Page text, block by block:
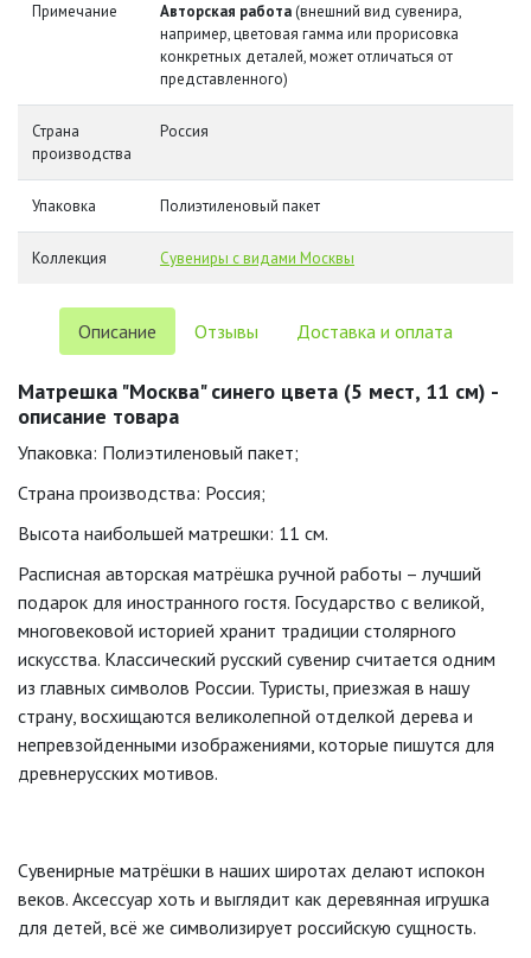
Примечание Авторская работа(внешний вид сувенира,
например, цветовая гамма или прорисовка
конкретных деталей, может отличаться от
представленного)
Страна
производства
Россия
Упаковка Полиэтиленовый пакет
Коллекция Сувениры с видами Москвы
Описание Отзывы Доставка и оплата
Матрешка "Москва" синего цвета (5 мест, 11 см) -
описание товара
Упаковка: Полиэтиленовый пакет;
Страна производства: Россия;
Высота наибольшей матрешки: 11 см.
Расписная авторская матрёшка ручной работы – лучший
подарок для иностранного гостя. Государство с великой,
многовековой историей хранит традиции столярного
искусства. Классический русский сувенир считается одним
из главных символов России. Туристы, приезжая в нашу
страну, восхищаются великолепной отделкой дерева и
непревзойденными изображениями, которые пишутся для
древнерусских мотивов.
Сувенирные матрёшки в наших широтах делают испокон
веков. Аксессуар хоть и выглядит как деревянная игрушка
для детей, всё же символизирует российскую сущность.